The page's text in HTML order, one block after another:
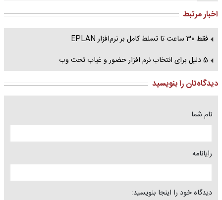
اخبار مرتبط
فقط 30 ساعت تا تسلط کامل بر نرم‌افزار EPLAN
5 دلیل برای انتخاب نرم افزار حضور و غیاب تحت وب
دیدگاه‌تان را بنویسید
نام شما
رایانامه
دیدگاه خود را اینجا بنویسید: